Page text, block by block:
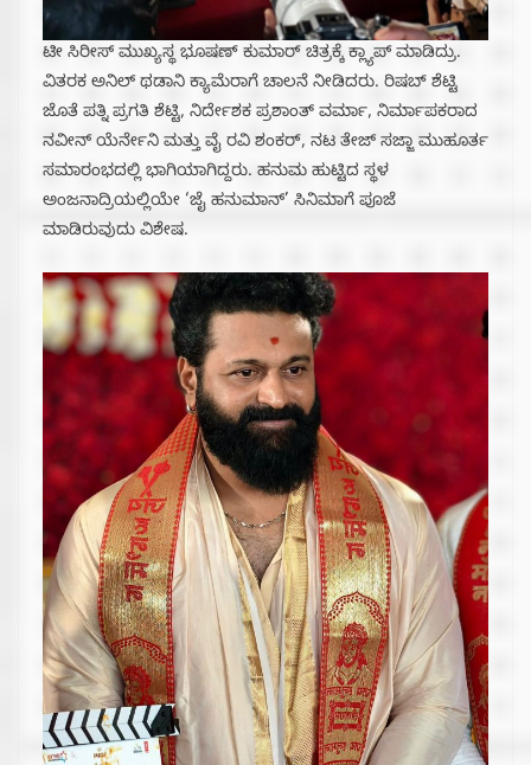
ಟೀ ಸಿರೀಸ್ ಮುಖ್ಯಸ್ಥ ಭೂಷಣ್ ಕುಮಾರ್ ಚಿತ್ರಕ್ಕೆ ಕ್ಲ್ಯಾಪ್ ಮಾಡಿದ್ರು.
ವಿತರಕ ಅನಿಲ್ ಥಡಾನಿ ಕ್ಯಾಮೆರಾಗೆ ಚಾಲನೆ ನೀಡಿದರು. ರಿಷಬ್ ಶೆಟ್ಟಿ
ಜೊತೆ ಪತ್ನಿ ಪ್ರಗತಿ ಶೆಟ್ಟಿ, ನಿರ್ದೇಶಕ‌ ಪ್ರಶಾಂತ್ ವರ್ಮಾ, ನಿರ್ಮಾಪಕರಾದ
ನವೀನ್ ಯೆರ್ನೇನಿ ಮತ್ತು ವೈ ರವಿ ಶಂಕರ್, ನಟ ತೇಜ್ ಸಜ್ಜಾ ಮುಹೂರ್ತ
ಸಮಾರಂಭದಲ್ಲಿ ಭಾಗಿಯಾಗಿದ್ದರು.‌ ಹನುಮ ಹುಟ್ಟಿದ ಸ್ಥಳ
ಅಂಜನಾದ್ರಿಯಲ್ಲಿಯೇ ‘ಜೈ ಹನುಮಾನ್’ ಸಿನಿಮಾಗೆ ಪೂಜೆ
ಮಾಡಿರುವುದು ವಿಶೇಷ.